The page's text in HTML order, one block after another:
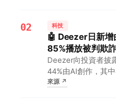
提速。
02 科技
🤖 Deezer日新增
85%播放被判欺
Deezer向投資者披
44%由AI創作，其
取消分成。對音樂
來源↗